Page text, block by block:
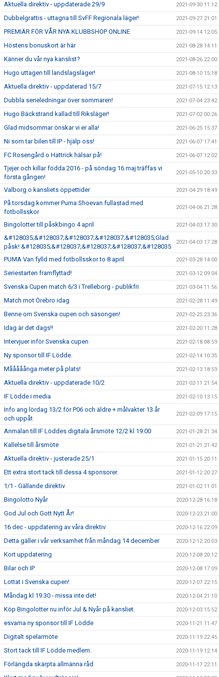
Aktuella direktiv - uppdaterade 29/9 2021-09-30 11:12
Dubbelgrattis - uttagna till SvFF Regionala läger! 2021-09-27 21:01
PREMIÄR FÖR VÅR NYA KLUBBSHOP ONLINE 2021-09-14 12:05
Höstens bonuskort är här 2021-08-28 14:11
Känner du vår nya kanslist? 2021-08-26 22:00
Hugo uttagen till landslagsläger! 2021-08-10 15:18
Aktuella direktiv - uppdaterad 15/7 2021-07-15 12:13
Dubbla serieledningar över sommaren! 2021-07-04 23:42
Hugo Bäckstrand kallad till Riksläger! 2021-07-02 00:26
Glad midsommar önskar vi er alla! 2021-06-25 15:37
Ni som tar bilen till IP - hjälp oss! 2021-06-07 17:41
FC Rosengård o Hattrick hälsar på! 2021-06-07 12:02
Tjejer och killar födda 2016 - på söndag 16 maj träffas vi
första gången!
2021-05-10 20:33
Valborg o kansliets öppettider 2021-04-29 18:49
På torsdag kommer Puma Shoevan fullastad med
fotbollsskor
2021-04-06 21:28
Bingolotter till påskbingo 4 april 2021-04-03 17:30
&#128035;&#128037;&#128037;&#128037;&#128035;Glad
påsk! &#128035;&#128037;&#128037;&#128037;&#128035
2021-04-03 17:28
PUMA Van fylld med fotbollsskor to 8 april 2021-03-28 14:00
Seriestarten framflyttad! 2021-03-12 09:04
Svenska Cupen match 6/3 i Trelleborg - publikfri 2021-03-04 11:56
Match mot Örebro idag 2021-02-28 11:49
Benne om Svenska cupen och säsongen! 2021-02-25 23:36
Idag är det dags!! 2021-02-20 11:28
Intervjuer inför Svenska cupen 2021-02-18 08:59
Ny sponsor till IF Lödde. 2021-02-14 10:35
Mååååånga meter på plats! 2021-02-13 18:59
Aktuella direktiv - uppdaterade 10/2 2021-02-11 21:54
IF Lödde i media 2021-02-10 13:15
Info ang lördag 13/2 för P06 och äldre + målvakter 13 år
och uppåt
2021-02-09 17:15
Anmälan till IF Löddes digitala årsmöte 12/2 kl 19.00 2021-01-28 21:34
Kallelse till årsmöte 2021-01-21 21:42
Aktuella direktiv - justerade 25/1 2021-01-15 20:11
Ett extra stort tack till dessa 4 sponsorer. 2021-01-12 20:27
1/1 - Gällande direktiv 2021-01-02 11:01
Bingolotto Nyår 2020-12-28 16:18
God Jul och Gott Nytt År! 2020-12-23 21:00
16 dec - uppdatering av våra direktiv 2020-12-16 22:09
Detta gäller i vår verksamhet från måndag 14 december 2020-12-12 20:03
Kort uppdatering 2020-12-08 20:12
Bilar och IP 2020-12-08 17:09
Lottat i Svenska cupen! 2020-12-07 22:15
Måndag kl 19.30 - missa inte det! 2020-12-04 21:10
Köp Bingolotter nu inför Jul & Nyår på kansliet. 2020-12-03 15:52
esvama ny sponsor till IF Lödde 2020-11-21 11:47
Digitalt spelarmöte 2020-11-19 22:45
Stort tack till IF Lödde medlem. 2020-11-19 12:14
Förlängda skärpta allmänna råd 2020-11-17 22:11